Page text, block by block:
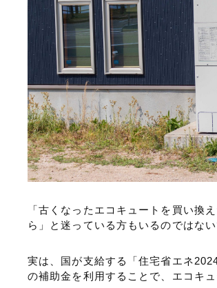
「古くなったエコキュートを買い換
ら」と迷っている方もいるのではない
実は、国が支給する「住宅省エネ
の補助金を利用することで、エコキ